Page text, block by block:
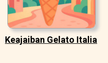
Keajaiban Gelato Italia